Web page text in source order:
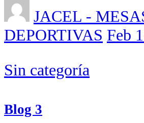
JACEL -
DEPORTIVAS Feb
Sin categoría
Blog 3